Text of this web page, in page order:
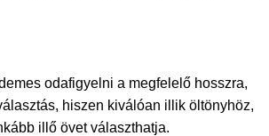
odafigyelni a megfelelő hosszra,
hiszen kiválóan illik öltönyhöz,
illő övet választhatja.